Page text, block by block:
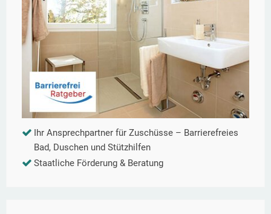
Ihr Ansprechpartner für Zuschüsse – Barrierefreies
Bad, Duschen und Stützhilfen
Staatliche Förderung & Beratung